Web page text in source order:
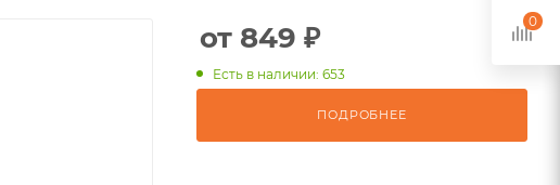
от 849 ₽
Есть в наличии: 653
ПОДРОБНЕЕ
0